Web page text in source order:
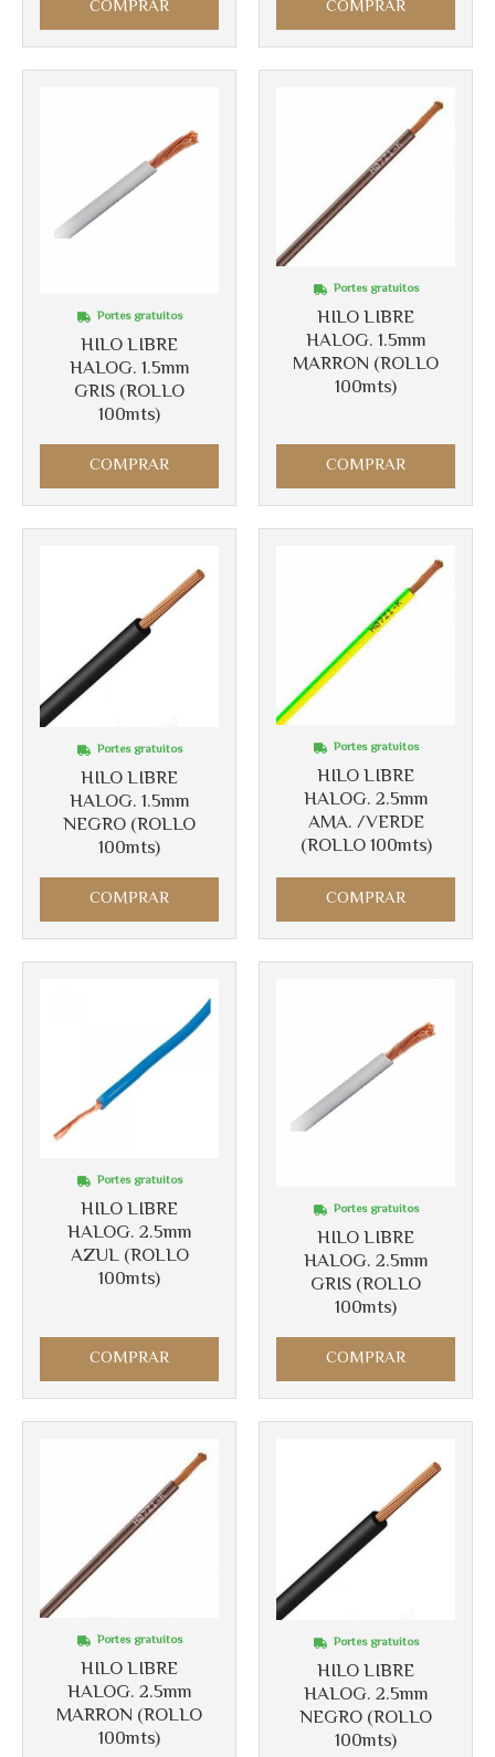
COMPRAR COMPRAR
HILO LIBRE
HALOG. 1.5mm
GRIS (ROLLO
100mts)
Portes gratuitos
COMPRAR
HILO LIBRE
HALOG. 1.5mm
MARRON (ROLLO
100mts)
Portes gratuitos
COMPRAR
HILO LIBRE
HALOG. 1.5mm
NEGRO (ROLLO
100mts)
Portes gratuitos
COMPRAR
HILO LIBRE
HALOG. 2.5mm
AMA. /VERDE
(ROLLO 100mts)
Portes gratuitos
COMPRAR
HILO LIBRE
HALOG. 2.5mm
AZUL (ROLLO
100mts)
Portes gratuitos
COMPRAR
HILO LIBRE
HALOG. 2.5mm
GRIS (ROLLO
100mts)
Portes gratuitos
COMPRAR
Más info
HILO LIBRE
HALOG. 2.5mm
MARRON (ROLLO
100mts)
Portes gratuitos
HILO LIBRE
HALOG. 2.5mm
NEGRO (ROLLO
100mts)
Portes gratuitos
Más info